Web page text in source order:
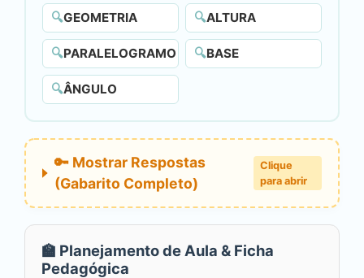
🔍GEOMETRIA 🔍ALTURA
🔍PARALELOGRAMO 🔍BASE
🔍ÂNGULO
🔑 Mostrar Respostas
(Gabarito Completo)
Clique
para abrir
🏫 Planejamento de Aula & Ficha
Pedagógica